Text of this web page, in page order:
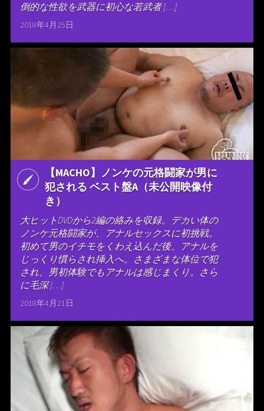
倒的な性欲を武器に初心な若武者 […]
2018年4月25日
【MACHO】ノンケの元格闘家が男に
犯される ベスト盤A（未公開映像付
き）
大ヒットDVDから2編の絡みを収録。デカい体の
ノンケ元格闘家が、アナルセックスに初挑戦。
初めて男のイチモをくわえ込んだ後、アナルを
じっくり慣らされ挿入へ。さまざまな体位で犯
され、男初体験でもアナルは感じまくり。さら
に毛深 […]
2018年4月21日